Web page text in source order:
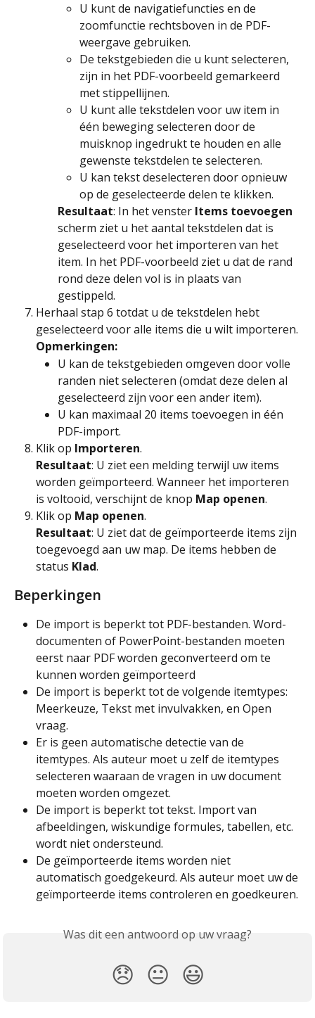
U kunt de navigatiefuncties en de
zoomfunctie rechtsboven in de PDF-
weergave gebruiken.
De tekstgebieden die u kunt selecteren,
zijn in het PDF-voorbeeld gemarkeerd
met stippellijnen.
U kunt alle tekstdelen voor uw item in
één beweging selecteren door de
muisknop ingedrukt te houden en alle
gewenste tekstdelen te selecteren.
U kan tekst deselecteren door opnieuw
op de geselecteerde delen te klikken.
Resultaat: In het venster Items toevoegen
scherm ziet u het aantal tekstdelen dat is
geselecteerd voor het importeren van het
item. In het PDF-voorbeeld ziet u dat de rand
rond deze delen vol is in plaats van
gestippeld.
Herhaal stap 6 totdat u de tekstdelen hebt
geselecteerd voor alle items die u wilt importeren.​
Opmerkingen:
U kan de tekstgebieden omgeven door volle
randen niet selecteren (omdat deze delen al
geselecteerd zijn voor een ander item).
U kan maximaal 20 items toevoegen in één
PDF-import.
Klik op Importeren.
Resultaat: U ziet een melding terwijl uw items
worden geïmporteerd. Wanneer het importeren
is voltooid, verschijnt de knop Map openen.
Klik op Map openen.
Resultaat: U ziet dat de geïmporteerde items zijn
toegevoegd aan uw map. De items hebben de
status Klad.
Beperkingen
De import is beperkt tot PDF-bestanden. Word-
documenten of PowerPoint-bestanden moeten
eerst naar PDF worden geconverteerd om te
kunnen worden geïmporteerd
De import is beperkt tot de volgende itemtypes:
Meerkeuze, Tekst met invulvakken, en Open
vraag.
Er is geen automatische detectie van de
itemtypes. Als auteur moet u zelf de itemtypes
selecteren waaraan de vragen in uw document
moeten worden omgezet.
De import is beperkt tot tekst. Import van
afbeeldingen, wiskundige formules, tabellen, etc.
wordt niet ondersteund.
De geïmporteerde items worden niet
automatisch goedgekeurd. Als auteur moet uw de
geïmporteerde items controleren en goedkeuren.
Was dit een antwoord op uw vraag?
😞 😐 😃